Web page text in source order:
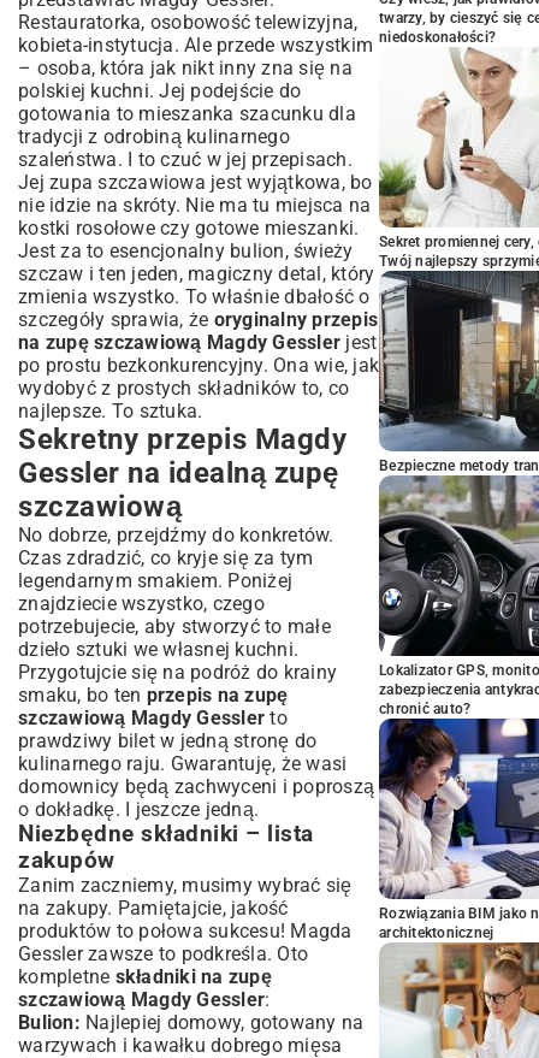
Podsumowanie: Delektuj się smakiem
domowej zupy szczawiowej Magdy
Gessler
Restauratorka, osobowość telewizyjna,
kobieta-instytucja. Ale przede wszystkim
– osoba, która jak nikt inny zna się na
polskiej kuchni. Jej podejście do
gotowania to mieszanka szacunku dla
tradycji z odrobiną kulinarnego
szaleństwa. I to czuć w jej przepisach.
Jej zupa szczawiowa jest wyjątkowa, bo
nie idzie na skróty. Nie ma tu miejsca na
kostki rosołowe czy gotowe mieszanki.
Jest za to esencjonalny bulion, świeży
szczaw i ten jeden, magiczny detal, który
zmienia wszystko. To właśnie dbałość o
szczegóły sprawia, że oryginalny przepis
na zupę szczawiową Magdy Gessler jest
po prostu bezkonkurencyjny. Ona wie, jak
wydobyć z prostych składników to, co
najlepsze. To sztuka.
Sekretny przepis Magdy
Gessler na idealną zupę
szczawiową
No dobrze, przejdźmy do konkretów.
Czas zdradzić, co kryje się za tym
legendarnym smakiem. Poniżej
znajdziecie wszystko, czego
potrzebujecie, aby stworzyć to małe
dzieło sztuki we własnej kuchni.
Przygotujcie się na podróż do krainy
smaku, bo ten przepis na zupę
szczawiową Magdy Gessler to
prawdziwy bilet w jedną stronę do
kulinarnego raju. Gwarantuję, że wasi
domownicy będą zachwyceni i poproszą
o dokładkę. I jeszcze jedną.
Niezbędne składniki – lista
zakupów
Zanim zaczniemy, musimy wybrać się
na zakupy. Pamiętajcie, jakość
produktów to połowa sukcesu! Magda
Gessler zawsze to podkreśla. Oto
kompletne składniki na zupę
szczawiową Magdy Gessler:
Bulion: Najlepiej domowy, gotowany na
warzywach i kawałku dobrego mięsa
twarzy, by cieszyć się
niedoskonałości?
Sekret promiennej
Twój najlepszy
Bezpieczne metody
Lokalizator GPS,
zabezpieczenia
chronić auto?
Rozwiązania BIM jako
architektonicznej